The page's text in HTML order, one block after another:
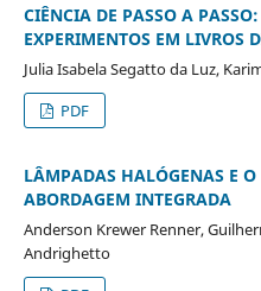
CIÊNCIA DE PASSO A
EXPERIMENTOS EM LIVROS
Julia Isabela Segatto da Luz,
PDF
LÂMPADAS HALÓGENAS E
ABORDAGEM INTEGRADA
Anderson Krewer Renner,
Andrighetto